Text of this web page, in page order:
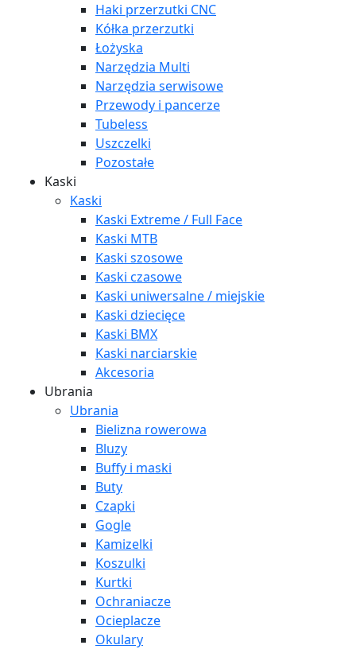
Haki przerzutki CNC
Kółka przerzutki
Łożyska
Narzędzia Multi
Narzędzia serwisowe
Przewody i pancerze
Tubeless
Uszczelki
Pozostałe
Kaski
Kaski
Kaski Extreme / Full Face
Kaski MTB
Kaski szosowe
Kaski czasowe
Kaski uniwersalne / miejskie
Kaski dziecięce
Kaski BMX
Kaski narciarskie
Akcesoria
Ubrania
Ubrania
Bielizna rowerowa
Bluzy
Buffy i maski
Buty
Czapki
Gogle
Kamizelki
Koszulki
Kurtki
Ochraniacze
Ocieplacze
Okulary